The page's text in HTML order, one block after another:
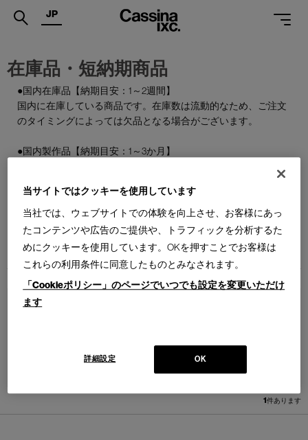
.
SERVICES
SUPPORT
SHOPS
CATALOGUES
PROFESSIONAL
JP
在庫品・短納期商品
●国内在庫品【納期目安：1～2週間】
国内に在庫している商品です。在庫数は流動的なため、ご注文
のタイミングによっては欠品となる場合がございます。
●国内製作品【納期目安：1～3か月】
●特別在庫品【納期目安：1～2週間】
通常はお届けまで約6か月を要する輸入商品の一部を、期間限
定で国内在庫としてご用意しております。数量限定のため、な
くなり次第終了となります。
1件あります
当サイトではクッキーを使用しています
当社では、ウェブサイトでの体験を向上させ、お客様にあっ
たコンテンツや広告のご提供や、トラフィックを分析するた
めにクッキーを使用しています。OKを押すことでお客様は
これらの利用条件に同意したものとみなされます。
「Cookieポリシー」のページでいつでも設定を変更いただけ
ます
OK
詳細設定